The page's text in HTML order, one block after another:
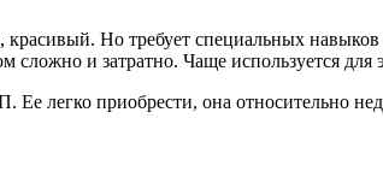
Но требует специальных
сложно и затратно. Чаще используется для
легко приобрести, она относительно